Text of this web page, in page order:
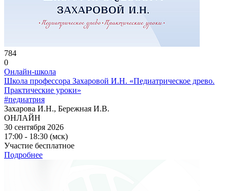
784
0
Онлайн-школа
Школа профессора Захаровой И.Н. «Педиатрическое древо.
Практические уроки»
#педиатрия
Захарова И.Н., Бережная И.В.
ОНЛАЙН
30 сентября 2026
17:00 - 18:30 (мск)
Участие бесплатное
Подробнее